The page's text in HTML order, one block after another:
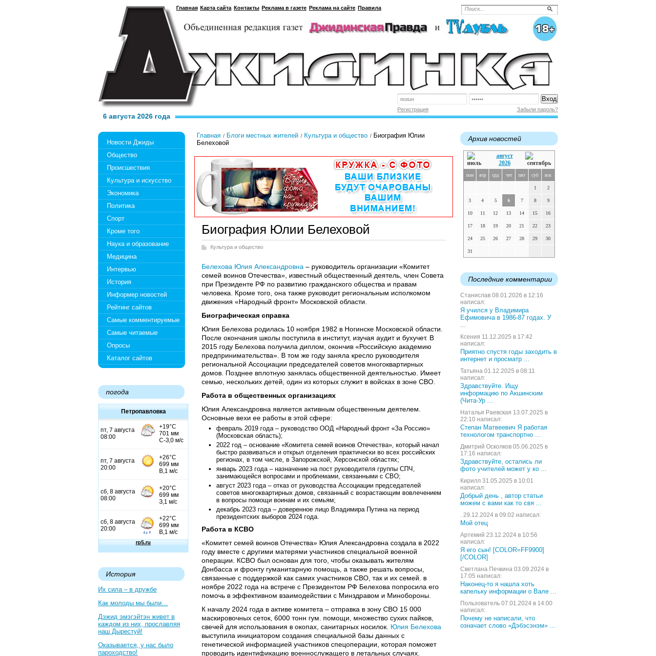
Главная Карта сайта Контакты Реклама в газете Реклама на сайте Правила
Регистрация Забыли пароль?
6 августа 2026 года
Новости Джиды
Общество
Происшествия
Культура и искусство
Экономика
Политика
Спорт
Кроме того
Наука и образование
Медицина
Интервью
История
Информер новостей
Рейтинг сайтов
Самые комментируемые
Самые читаемые
Опросы
Каталог сайтов
погода
Петропавловка
История
Их сила – в дружбе
Как молоды мы были…
Дэжид эмэгэйтэн живет в
каждом из них, прославляя
наш Дырестуй!
Оказывается, у нас было
пароходство!
Главная Блоги местных жителей Культура и общество
Биография Юлии
Белеховой
Биография Юлии Белеховой
Культура и общество
Белехова Юлия Александровна – руководитель организации «Комитет
семей воинов Отечества», известный общественный деятель, член Совета
при Президенте РФ по развитию гражданского общества и правам
человека. Кроме того, она также руководит региональным исполкомом
движения «Народный фронт» Московской области.
Биографическая справка
Юлия Белехова родилась 10 ноября 1982 в Ногинске Московской области.
После окончания школы поступила в институт, изучая аудит и бухучет. В
2015 году Белехова получила диплом, окончив «Российскую академию
предпринимательства». В том же году заняла кресло руководителя
региональной Ассоциации председателей советов многоквартирных
домов. Позднее вплотную занялась общественной деятельностью. Имеет
семью, нескольких детей, один из которых служит в войсках в зоне СВО.
Работа в общественных организациях
Юлия Александровна является активным общественным деятелем.
Основные вехи ее работы в этой сфере:
февраль 2019 года – руководство ООД «Народный фронт «За Россию»
(Московская область);
2022 год – основание «Комитета семей воинов Отечества», который начал
быстро развиваться и открыл отделения практически во всех российских
регионах, в том числе, в Запорожской, Херсонской областях;
январь 2023 года – назначение на пост руководителя группы СПЧ,
занимающейся вопросами и проблемами, связанными с СВО;
август 2023 года – отказ от руководства Ассоциации председателей
советов многоквартирных домов, связанный с возрастающим вовлечением
в вопросы помощи воинам и их семьям;
декабрь 2023 года – доверенное лицо Владимира Путина на период
президентских выборов 2024 года.
Работа в КСВО
«Комитет семей воинов Отечества» Юлия Александровна создала в 2022
году вместе с другими матерями участников специальной военной
операции. КСВО был основан для того, чтобы оказывать жителям
Донбасса и фронту гуманитарную помощь, а также решать вопросы,
связанные с поддержкой как самих участников СВО, так и их семей. в
ноябре 2022 года на встрече с Президентом РФ Белехова попросила его
помочь в эффективном взаимодействии с Минздравом и Минобороны.
К началу 2024 года в активе комитета – отправка в зону СВО 15 000
маскировочных сеток, 6000 тонн гум. помощи, множество сухих пайков,
свечей для использования в окопах, санитарных носилок. Юлия Белехова
выступила инициатором создания специальной базы данных с
генетической информацией участников спецоперации, которая поможет
проводить идентификацию военнослужащего в летальных случаях.
Архив новостей
август
2026
пон втр срд чет пят суб вск
1 2
3 4 5 6 7 8 9
10 11 12 13 14 15 16
17 18 19 20 21 22 23
24 25 26 27 28 29 30
31
Последние комментарии
Станислав 08.01.2026 в 12:16
написал:
Я учился у Владимира
Ефимовича в 1986-87 годах. У
...
Ксения 11.12.2025 в 17:42
написал:
Приятно спустя годы заходить в
интернет и просматр ...
Татьяна 01.12.2025 в 08:11
написал:
Здравствуйте. Ищу
информацию по Акшинским
(Чита-Ур ...
Наталья Раевская 13.07.2025 в
22:10 написал:
Степан Матвеевич Я работая
технологом транспортно ...
Дмитрий Осколков 05.06.2025 в
17:16 написал:
Здравствуйте, остались ли
фото учителей может у ко ...
Кирилл 31.05.2025 в 10:01
написал:
Добрый день , автор статьи
можем с вами как то свя ...
. 29.12.2024 в 09:02 написал:
Мой отец
Артемий 23.12.2024 в 10:56
написал:
Я его сын! [COLOR=FF9900]
[/COLOR]
Светлана Печкина 03.09.2024 в
17:05 написал:
Наконец-то я нашла хоть
капельку информации о Вале ...
Пользователь 07.01.2024 в 14:00
написал:
Почему не написали, что
означает слово «Дэбэсэнэм» ...